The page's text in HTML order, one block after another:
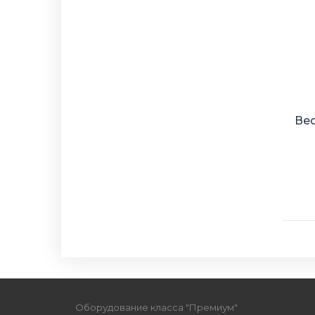
Оборудование класса "Премиум"